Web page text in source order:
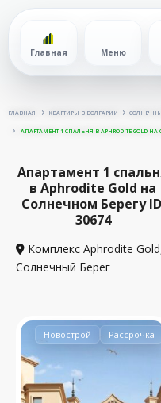
Главная Меню
ГЛАВНАЯ КВАРТИРЫ В БОЛГАРИИ
АПАРТАМЕНТ 1 СПАЛЬНЯ В APHRODITE GOLD
Апартамент 1
в Aphrodite Gold на
Солнечном Берегу ID:
30674
Комплекс Aphrodite
Солнечный Берег
Новострой Рассрочка